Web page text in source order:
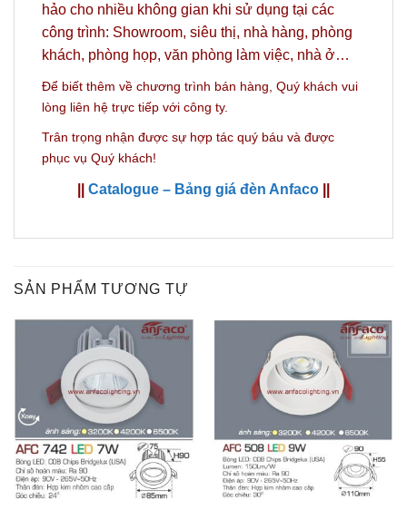
hảo cho nhiều không gian khi sử dụng tại các
công trình: Showroom, siêu thị, nhà hàng, phòng
khách, phòng họp, văn phòng làm việc, nhà ở…
Để biết thêm về chương trình bán hàng, Quý khách vui
lòng liên hệ trực tiếp với công ty.
Trân trọng nhận được sự hợp tác quý báu và được
phục vụ Quý khách!
Catalogue – Bảng giá đèn Anfaco
SẢN PHẨM TƯƠNG TỰ